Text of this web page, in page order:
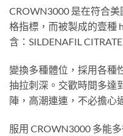
CROWN3000 是在符合
格指標，而被製成的壹種
含：SILDENAFIL
變換多種體位，採用各種
抽拉刺深。交歡時間多達
陣，高潮連連，不必擔心
服用 CROWN3000 多能